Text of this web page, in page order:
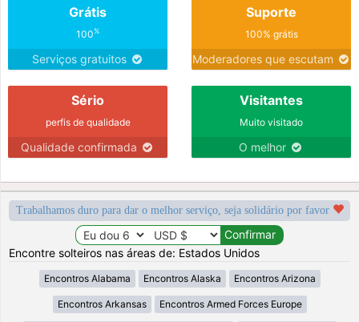
Grátis
100%
Serviços gratuitos
Suporte
100% grátis
Moderadores que escutam
Sério
perfis de qualidade
Qualidade confirmada
Visitantes
Muito visitado
O melhor
Trabalhamos duro para dar o melhor serviço, seja solidário por favor
Encontre solteiros nas áreas de: Estados Unidos
Encontros Alabama Encontros Alaska Encontros Arizona
Encontros Arkansas Encontros Armed Forces Europe